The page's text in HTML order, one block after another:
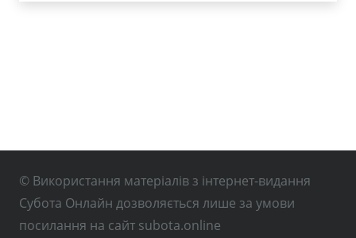
© Використання матеріалів з інтернет-видання
Субота Онлайн дозволяється лише за умови
посилання на сайт subota.online